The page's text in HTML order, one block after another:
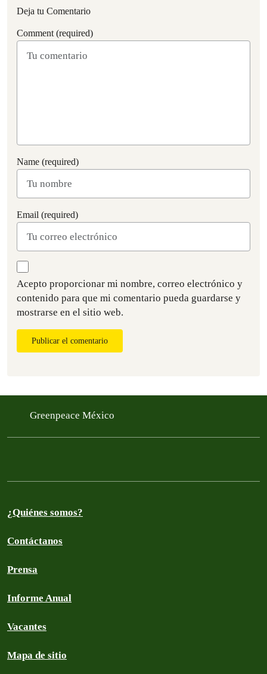
Deja tu Comentario
Comment (required)
Name (required)
Email (required)
Acepto proporcionar mi nombre, correo electrónico y
contenido para que mi comentario pueda guardarse y
mostrarse en el sitio web.
Publicar el comentario
Greenpeace México
¿Quiénes somos?
Contáctanos
Prensa
Informe Anual
Vacantes
Mapa de sitio